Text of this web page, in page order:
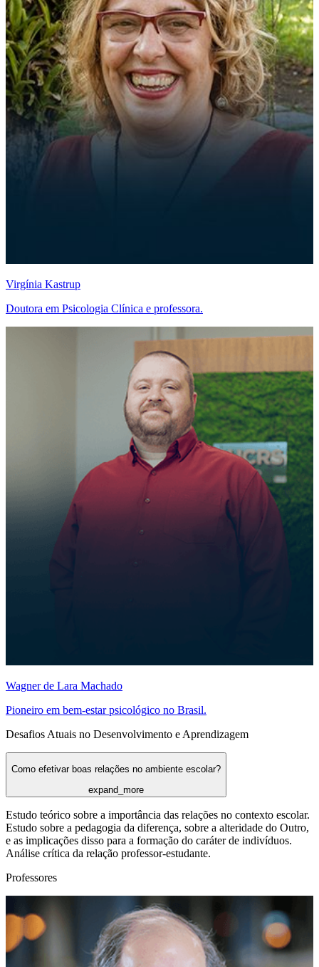
Virgínia Kastrup
Doutora em Psicologia Clínica e professora.
Wagner de Lara Machado
Pioneiro em bem-estar psicológico no Brasil.
Desafios Atuais no Desenvolvimento e Aprendizagem
Como efetivar boas relações no ambiente escolar?
expand_more
Estudo teórico sobre a importância das relações no contexto escolar.
Estudo sobre a pedagogia da diferença, sobre a alteridade do Outro,
e as implicações disso para a formação do caráter de indivíduos.
Análise crítica da relação professor-estudante.
Professores